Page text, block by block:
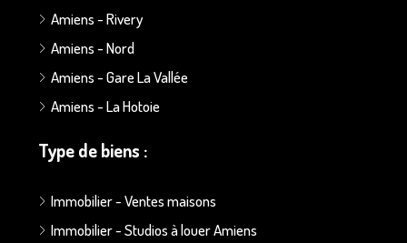
Amiens - Rivery
Amiens - Nord
Amiens - Gare La Vallée
Amiens - La Hotoie
Type de biens :
Immobilier - Ventes maisons
Immobilier - Studios à louer Amiens